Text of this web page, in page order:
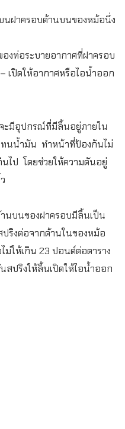
ฝาครอบด้านบนของหม้อนึ่ง
งท่อระบายอากาศที่ฝาครอบ
เปิดให้อากาศหรือไอน้ำออก
ะมีอุปกรณ์ที่มีลิ้นอยู่ภายใน
ทนน้ำมัน ทำหน้าที่ป้องกันไม่
ไป โดยช่วยให้ความดันอยู่
บนของฝาครอบมีลิ้นเป็น
ริงต่อจากด้านในของหม้อ
ให้เกิน 23 ปอนด์ต่อตาราง
สปริงให้ลิ้นเปิดให้ไอน้ำออก